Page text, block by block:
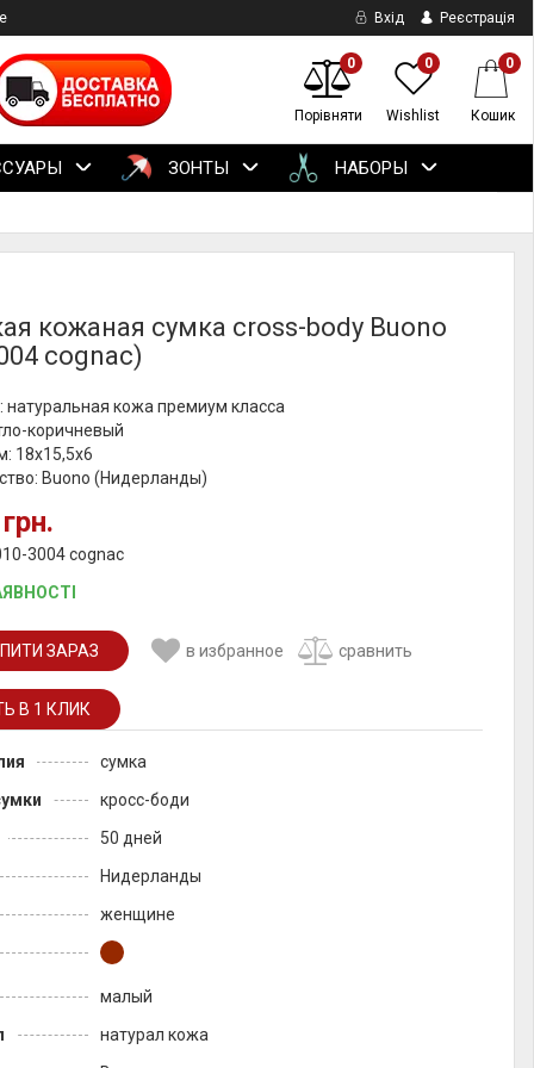
Вхід Реєстрація
0
Порівняти
0
Wishlist
0
Кошик
ЗОНТЫ НАБОРЫ
кожаная сумка cross-body Buono
cognac)
натуральная кожа премиум класса
коричневый
18х15,5х6
Buono (Нидерланды)
3004 cognac
ЗАРАЗ в избранное сравнить
сумка
кросс-боди
50 дней
Нидерланды
женщине
малый
натурал кожа